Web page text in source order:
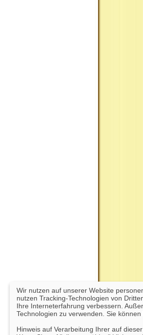
Wir nutzen auf unserer Website
nutzen Tracking-Technologien von
Ihre Interneterfahrung verbessern.
Technologien zu verwenden. Sie
Hinweis auf Verarbeitung Ihrer auf